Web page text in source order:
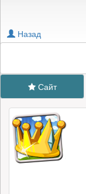
Картичките на
Блокирай
Назад
Сайт